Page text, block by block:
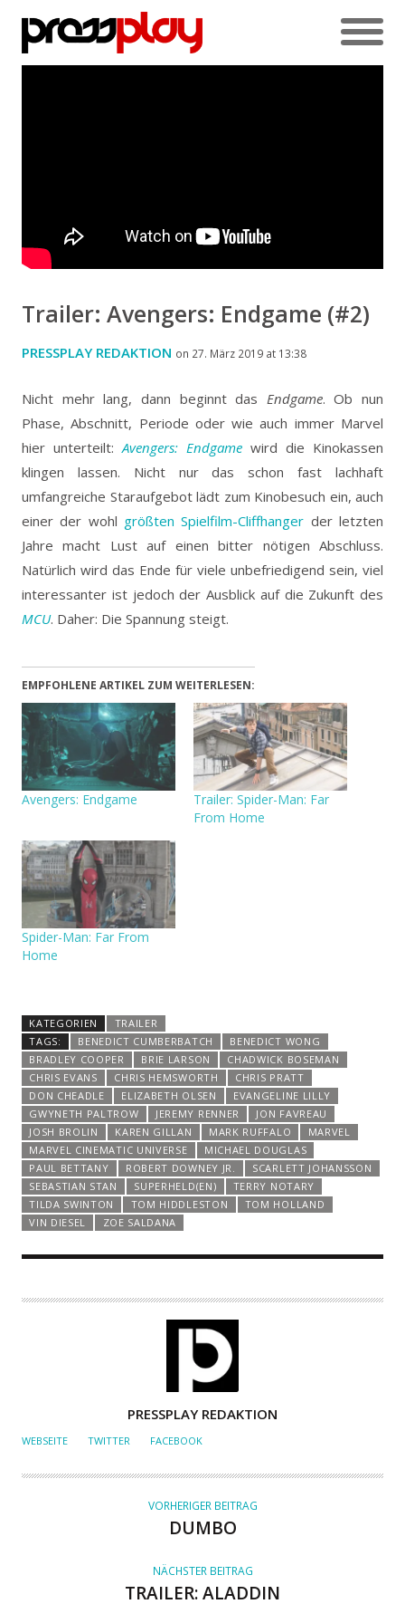
Trailer: Avengers: Endgame (#2)
PRESSPLAY REDAKTION on 27. März 2019 at 13:38
Nicht mehr lang, dann beginnt das Endgame. Ob nun
Phase, Abschnitt, Periode oder wie auch immer Marvel
hier unterteilt: Avengers: Endgame wird die Kinokassen
klingen lassen. Nicht nur das schon fast lachhaft
umfangreiche Staraufgebot lädt zum Kinobesuch ein, auch
einer der wohl größten Spielfilm-Cliffhanger der letzten
Jahre macht Lust auf einen bitter nötigen Abschluss.
Natürlich wird das Ende für viele unbefriedigend sein, viel
interessanter ist jedoch der Ausblick auf die Zukunft des
MCU. Daher: Die Spannung steigt.
EMPFOHLENE ARTIKEL ZUM WEITERLESEN:
Avengers: Endgame
Trailer: Spider-Man: Far
From Home
Spider-Man: Far From
Home
KATEGORIEN
TRAILER
TAGS:
BENEDICT CUMBERBATCH
BENEDICT WONG
BRADLEY COOPER
BRIE LARSON
CHADWICK BOSEMAN
CHRIS EVANS
CHRIS HEMSWORTH
CHRIS PRATT
DON CHEADLE
ELIZABETH OLSEN
EVANGELINE LILLY
GWYNETH PALTROW
JEREMY RENNER
JON FAVREAU
JOSH BROLIN
KAREN GILLAN MARK RUFFALO
MARVEL
MARVEL CINEMATIC UNIVERSE
MICHAEL DOUGLAS
PAUL BETTANY
ROBERT DOWNEY JR.
SCARLETT JOHANSSON
SEBASTIAN STAN
SUPERHELD(EN)
TERRY NOTARY
TILDA SWINTON
TOM HIDDLESTON
TOM HOLLAND
VIN DIESEL
ZOE SALDANA
U
O
PRESSPLAY REDAKTION
WEBSEITE TWITTER FACEBOOK
VORHERIGER BEITRAG
DUMBO
NÄCHSTER BEITRAG
TRAILER: ALADDIN